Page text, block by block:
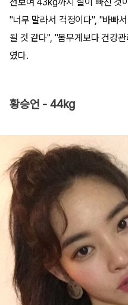
"너무 말라서 걱정이다", "바빠
될 것 같다", "몸무게보다 건강
였다.
황승언 - 44kg